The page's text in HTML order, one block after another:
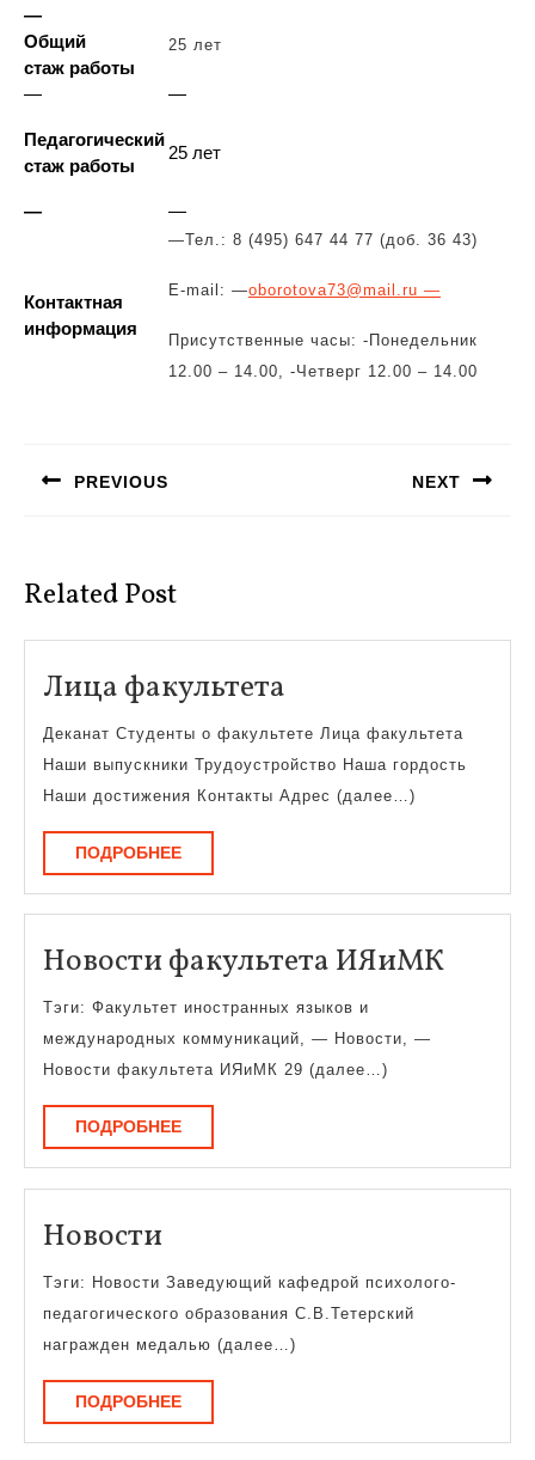
—
Общий
стаж работы
25 лет
— —
Педагогический
стаж работы
25 лет
— —
Контактная
информация
—Тел.: 8 (495) 647 44 77 (доб. 36 43)
E-mail: —oborotova73@mail.ru —
Присутственные часы: -Понедельник
12.00 – 14.00, -Четверг 12.00 – 14.00
записям
PREVIOUS NEXT
Related Post
Лица факультета
факультета
Деканат Студенты о факультете Лица факультета
Наши выпускники Трудоустройство Наша гордость
Наши достижения Контакты Адрес (далее…)
ПОДРОБНЕЕПОДРОБНЕЕ
Новости факультета ИЯиМК
Тэги: Факультет иностранных языков и
международных коммуникаций, — Новости, —
Новости факультета ИЯиМК 29 (далее…)
ПОДРОБНЕЕПОДРОБНЕЕ
Новости
Тэги: Новости Заведующий кафедрой психолого-
педагогического образования С.В.Тетерский
награжден медалью (далее…)
ПОДРОБНЕЕПОДРОБНЕЕ